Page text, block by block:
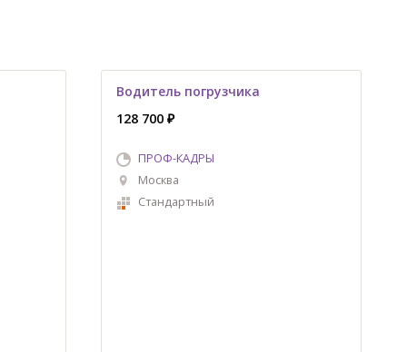
Водитель погрузчика
128 700 ₽
ПРОФ-КАДРЫ
Москва
Стандартный